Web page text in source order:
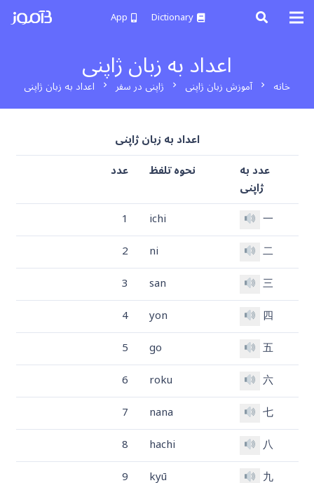
Dictionary
App
اعداد به زبان ژاپنی خانه chevron_right آموزش زبان ژاپنی chevron_right ژاپنی در سفر chevron_right اعداد به زبان ژاپنی
اعداد به زبان ژاپنی
عدد به
ژاپنی
نحوه تلفظ عدد
一
ichi
1
二
ni
2
三
san
3
四
yon
4
五
go
5
六
roku
6
七
nana
7
八
hachi
8
九
kyū
9